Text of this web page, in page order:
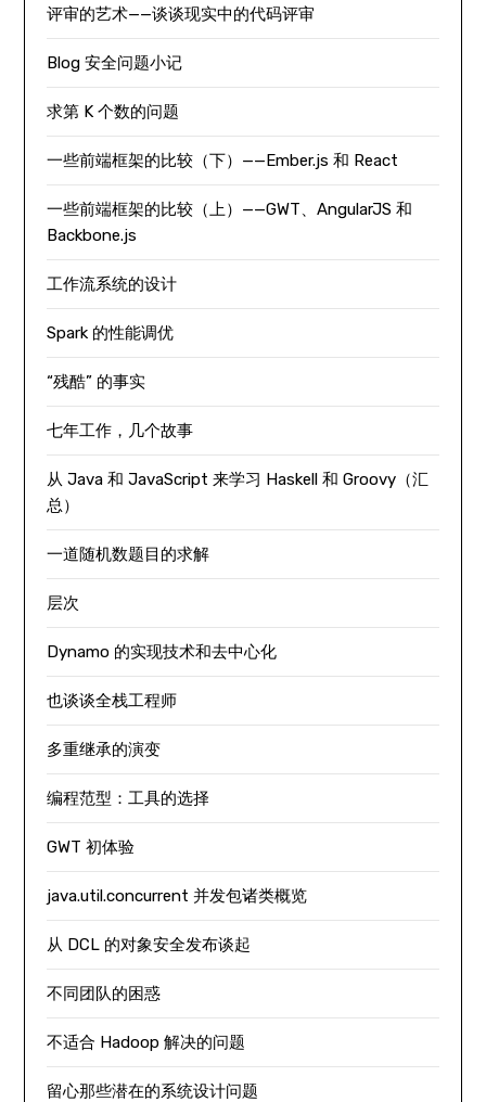
评审的艺术——谈谈现实中的代码评审
Blog 安全问题小记
求第 K 个数的问题
一些前端框架的比较（下）——Ember.js 和 React
一些前端框架的比较（上）——GWT、AngularJS 和
Backbone.js
工作流系统的设计
Spark 的性能调优
“残酷” 的事实
七年工作，几个故事
从 Java 和 JavaScript 来学习 Haskell 和 Groovy（汇
总）
一道随机数题目的求解
层次
Dynamo 的实现技术和去中心化
也谈谈全栈工程师
多重继承的演变
编程范型：工具的选择
GWT 初体验
java.util.concurrent 并发包诸类概览
从 DCL 的对象安全发布谈起
不同团队的困惑
不适合 Hadoop 解决的问题
留心那些潜在的系统设计问题